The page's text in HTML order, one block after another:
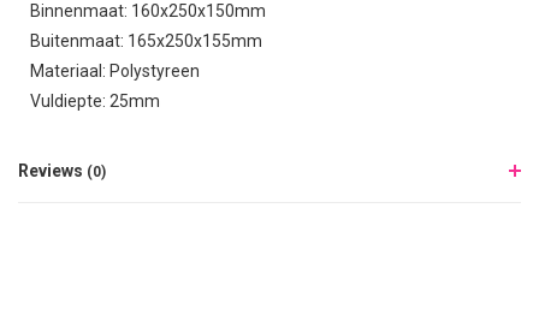
Binnenmaat: 160x250x150mm
Buitenmaat: 165x250x155mm
Materiaal: Polystyreen
Vuldiepte: 25mm
Reviews (0)